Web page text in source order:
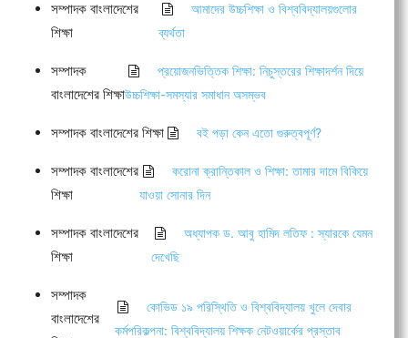
সম্পাদক বাংলাদেশের
শিক্ষা
আমাদের উচ্চশিক্ষা ও বিশ্ববিদ্যালয়গুলোর
ব্যর্থতা
সম্পাদক
বাংলাদেশের শিক্ষা
প্রয়োজনভিত্তিক শিক্ষা: নিচুস্তরের শিক্ষাদর্শন দিয়ে
উচ্চশিক্ষা-সমস্যার সমাধান অসম্ভব
সম্পাদক বাংলাদেশের শিক্ষা বই পড়া কেন এতো গুরুত্বপূর্ণ?
সম্পাদক বাংলাদেশের
শিক্ষা
করোনা ক্রান্তিকাল ও শিক্ষা: তামার দামে বিকিয়ে
যাওয়া সোনার দিন
সম্পাদক বাংলাদেশের
শিক্ষা
অধ্যাপক ড. আবু হামিদ লতিফ : স্যারকে যেমন
দেখেছি
সম্পাদক
বাংলাদেশের
কোভিড ১৯ পরিস্থিতি ও বিশ্ববিদ্যালয় খুলে দেবার
কর্মপরিকল্পনা: বিশ্ববিদ্যালয় শিক্ষক নেটওয়ার্কের প্রস্তাব